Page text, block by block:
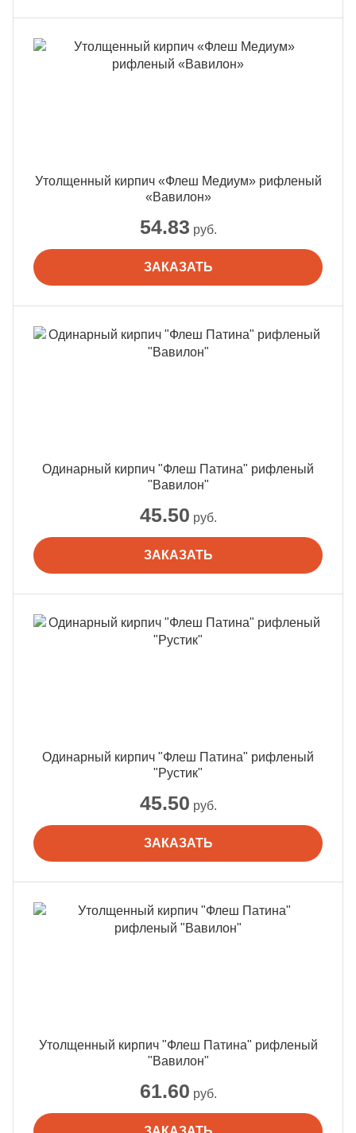
54.83 руб.
ЗАКАЗАТЬ
Утолщенный кирпич «Флеш Медиум» рифленый
«Вавилон»
45.50 руб.
ЗАКАЗАТЬ
Одинарный кирпич "Флеш Патина" рифленый
"Вавилон"
45.50 руб.
ЗАКАЗАТЬ
Одинарный кирпич "Флеш Патина" рифленый
"Рустик"
61.60 руб.
Утолщенный кирпич "Флеш Патина" рифленый
"Вавилон"